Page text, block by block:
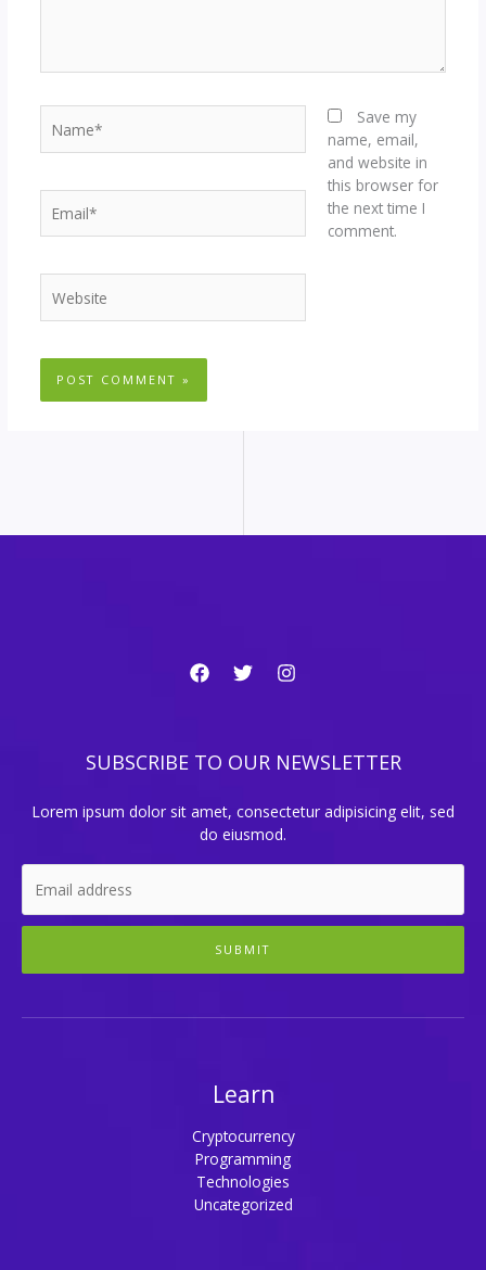
Save my
name, email,
and website in
this browser for
the next time I
comment.
SUBSCRIBE TO OUR NEWSLETTER
Lorem ipsum dolor sit amet, consectetur adipisicing elit, sed
do eiusmod.
SUBMIT
Learn
Cryptocurrency
Programming
Technologies
Uncategorized